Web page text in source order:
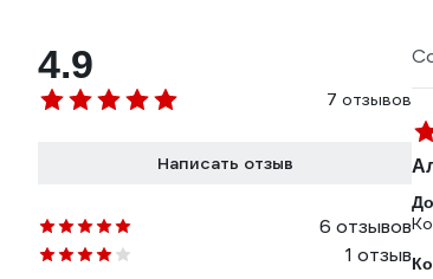
4.9
7 отзывов
Написать отзыв
6 отзывов
1 отзыв